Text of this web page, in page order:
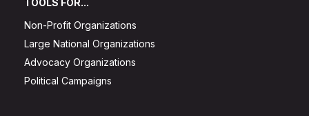
Non-Profit Organizations
Large National Organizations
Advocacy Organizations
Political Campaigns